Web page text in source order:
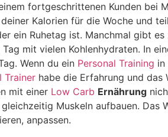
fortgeschrittenen Kunden bei
Kalorien für die Woche und
ein Ruhetag ist. Manchmal gibt es
mit vielen Kohlenhydraten. In
Wenn du ein Personal Training in
Trainer habe die Erfahrung und das
mit einer Low Carb Ernährung
Muskeln aufbauen. Das
anpassen.